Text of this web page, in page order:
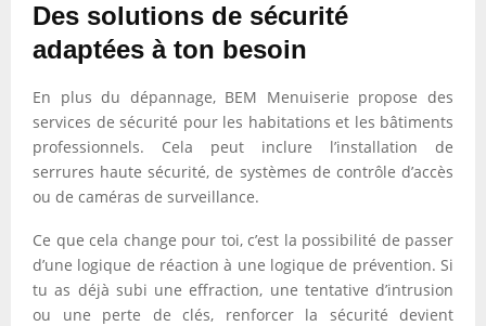
Des solutions de sécurité
adaptées à ton besoin
En plus du dépannage, BEM Menuiserie propose des
services de sécurité pour les habitations et les bâtiments
professionnels. Cela peut inclure l’installation de
serrures haute sécurité, de systèmes de contrôle d’accès
ou de caméras de surveillance.
Ce que cela change pour toi, c’est la possibilité de passer
d’une logique de réaction à une logique de prévention. Si
tu as déjà subi une effraction, une tentative d’intrusion
ou une perte de clés, renforcer la sécurité devient